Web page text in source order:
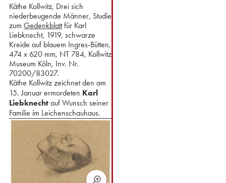
Käthe Kollwitz, Drei sich
niederbeugende Männer, Studie
zum Gedenkblattfür Karl
Liebknecht, 1919, schwarze
Kreide auf blauem Ingres-Bütten,
474 x 620 mm, NT 784, Kollwitz
Museum Köln, Inv. Nr.
70200/83027.
Käthe Kollwitz zeichnet den am
15. Januar ermordeten Karl
Liebknechtauf Wunsch seiner
Familie im Leichenschauhaus.